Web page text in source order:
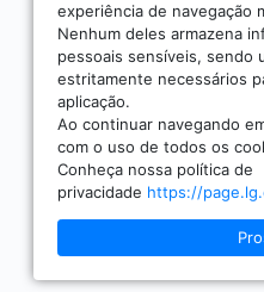
experiência de navegação
Nenhum deles armazena
pessoais sensíveis, sendo
estritamente necessários
aplicação.
Ao continuar navegando
com o uso de todos os
Conheça nossa política de
privacidade https://